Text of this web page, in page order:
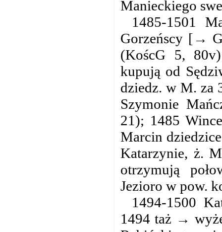
Manieckiego
1485-1501
Gorzeńscy [→
(KoścG 5,
kupują od
dziedz. w M. za
Szymonie
21); 1485
Marcin
Katarzynie, ż.
otrzymują
Jezioro w pow.
1494-1500
1494 taż →